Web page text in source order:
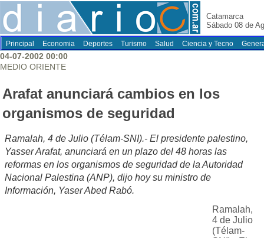
Catamarca
Sábado 08 de
Principal Economia Deportes Turismo Salud Ciencia y Tecno
04-07-2002 00:00
MEDIO ORIENTE
Arafat anunciará cambios en los
organismos de seguridad
Ramalah, 4 de Julio (Télam-SNI).- El presidente palestino,
Yasser Arafat, anunciará en un plazo del 48 horas las
reformas en los organismos de seguridad de la Autoridad
Nacional Palestina (ANP), dijo hoy su ministro de
Información, Yaser Abed Rabó.
Ramalah,
4 de Julio
(Télam-